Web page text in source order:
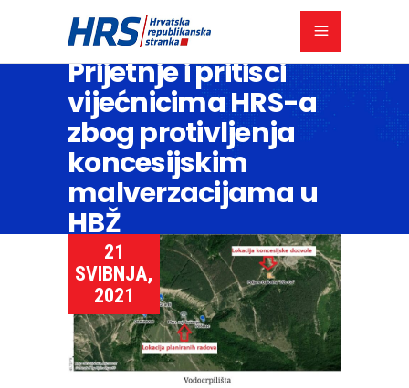
Prijetnje i pritisci
vijećnicima HRS-a
zbog protivljenja
koncesijskim
malverzacijama u
HBŽ
21
SVIBNJA,
2021